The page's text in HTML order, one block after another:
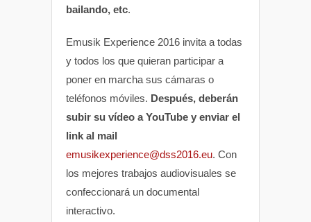
bailando, etc.
Emusik Experience 2016 invita a todas
y todos los que quieran participar a
poner en marcha sus cámaras o
teléfonos móviles. Después, deberán
subir su vídeo a YouTube y enviar el
link al mail
emusikexperience@dss2016.eu. Con
los mejores trabajos audiovisuales se
confeccionará un documental
interactivo.